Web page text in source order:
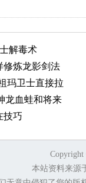
解毒术
修炼龙影剑法
玛卫士直接拉
龙血蛙和将来
技巧
本站资料来源